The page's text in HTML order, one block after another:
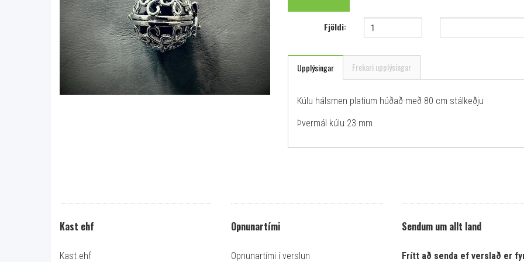
Fjöldi:
Upplýsingar Frekari upplýsingar
Kúlu hálsmen platium húðað með 80 cm stálkeðju
Þvermál kúlu 23 mm
Kast ehf
Kast ehf
Opnunartími
Opnunartími í verslun
Sendum um allt land
Frítt að senda ef verslað er